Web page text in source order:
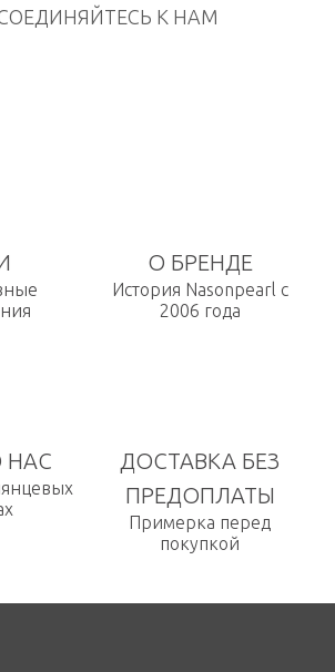
К НАМ
О БРЕНДЕ
История Nasonpearl с
2006 года
НАС
ДОСТАВКА БЕЗ
ПРЕДОПЛАТЫ
Примерка перед
покупкой